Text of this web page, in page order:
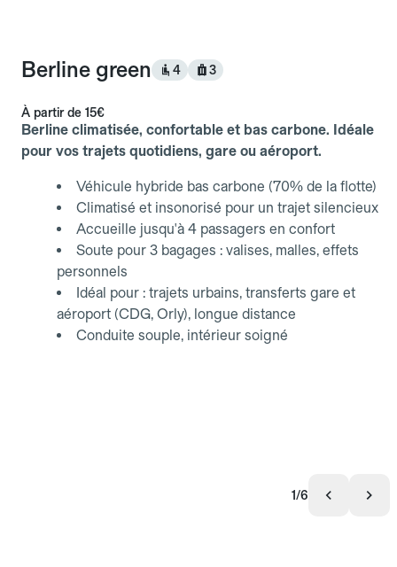
Berline green 4 3
À partir de 15€
Berline climatisée, confortable et bas carbone. Idéale
pour vos trajets quotidiens, gare ou aéroport.
Véhicule hybride bas carbone (70% de la flotte)
Climatisé et insonorisé pour un trajet silencieux
Accueille jusqu'à 4 passagers en confort
Soute pour 3 bagages : valises, malles, effets
personnels
Idéal pour : trajets urbains, transferts gare et
aéroport (CDG, Orly), longue distance
Conduite souple, intérieur soigné
1/6